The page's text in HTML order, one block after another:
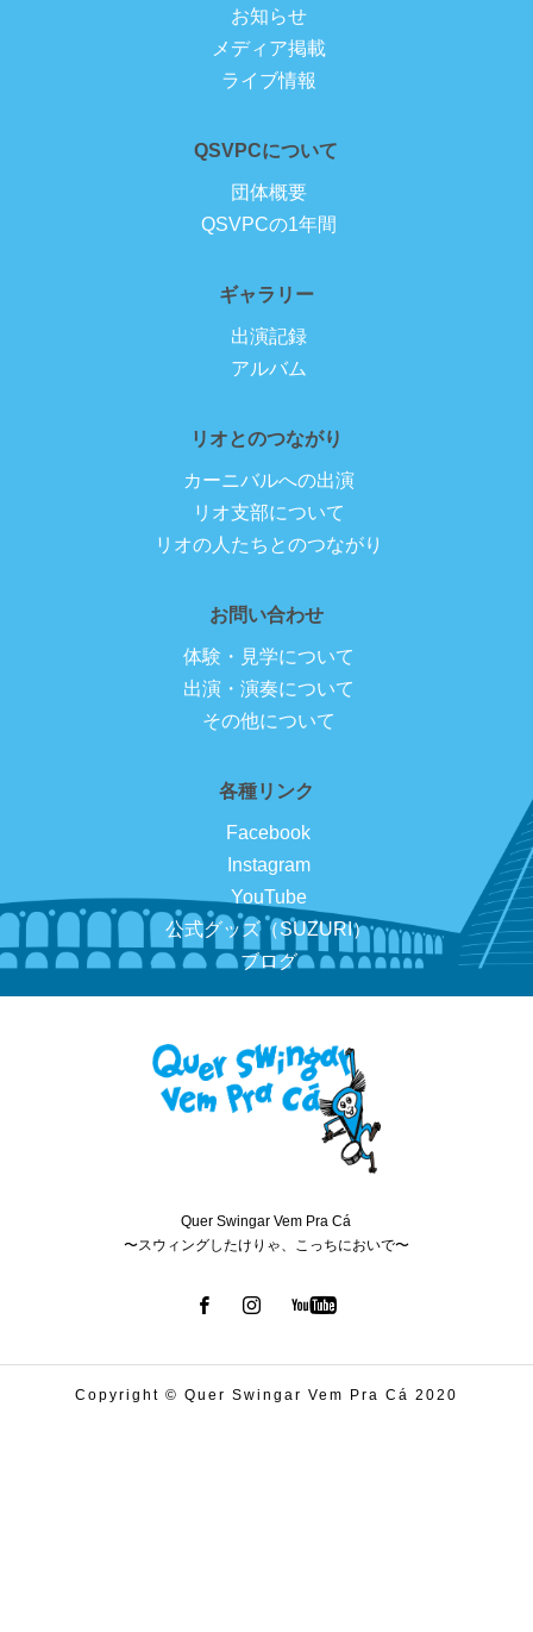
お知らせ
メディア掲載
ライブ情報
QSVPCについて
団体概要
QSVPCの1年間
ギャラリー
出演記録
アルバム
リオとのつながり
カーニバルへの出演
リオ支部について
リオの人たちとのつながり
お問い合わせ
体験・見学について
出演・演奏について
その他について
各種リンク
Facebook
Instagram
YouTube
公式グッズ（SUZURI）
ブログ
Quer Swingar Vem Pra Cá
〜スウィングしたけりゃ、こっちにおいで〜
Copyright © Quer Swingar Vem Pra Cá 2020